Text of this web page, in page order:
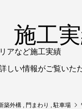
工
アなど施工実績
しい情報がご覧いた
築外構 , 門まわり ,駐車場